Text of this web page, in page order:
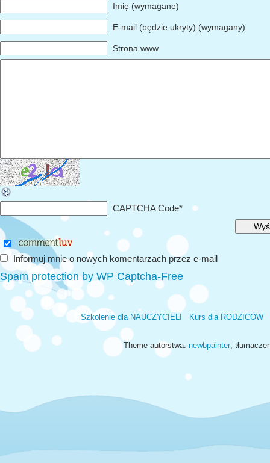
Imię (wymagane)
E-mail (będzie ukryty) (wymagany)
Strona www
CAPTCHA Code*
Informuj mnie o nowych komentarzach przez e-mail
Spam protection by WP Captcha-Free
Szkolenie dla NAUCZYCIELI Kurs dla RODZICÓW
Theme autorstwa: newbpainter ,